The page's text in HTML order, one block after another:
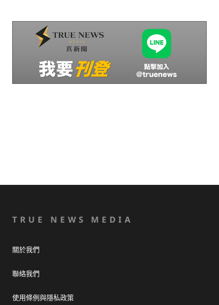
TRUE NEWS MEDIA
關於我們
聯絡我們
使用條例與隱私政策